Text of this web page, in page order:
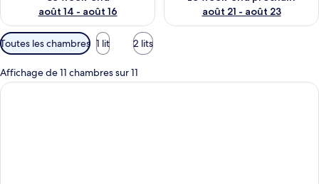
août 14 - août 16
août 21 - août 23
Filtres
disponibles
pour
les
Toutes les chambres 1 lit 2 lits
Affichage de 11 chambres sur 11